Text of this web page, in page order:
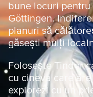
bune locuri pentru
Göttingen.
planuri să
găsești mulți
Folosește Tinder
cu cineva care
explorezi cu un